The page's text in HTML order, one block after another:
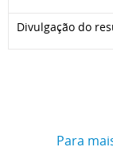
Divulgação do
Para